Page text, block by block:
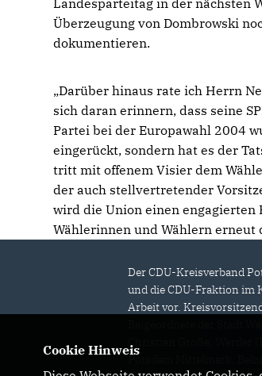
Landesparteitag in der nächsten
Überzeugung von Dombrowski
dokumentieren.
Darüber hinaus rate ich Herrn
sich daran erinnern, dass seine
Partei bei der Europawahl 2004
eingerückt, sondern hat es der
tritt mit offenem Visier dem
der auch stellvertretender
wird die Union einen engagierten
Wählerinnen und Wählern erneut
Der CDU-Kreisverband
und die CDU-Fraktion im
Arbeit vor.
Christian Große, Werder
Potsdam Mittelmark,
Cookie Hinweis